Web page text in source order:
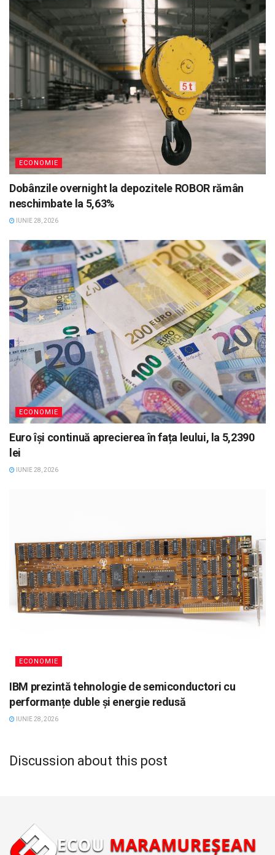
ECONOMIE
Dobânzile overnight la depozitele ROBOR rămân
neschimbate la 5,63%
IUNIE 28, 2026
ECONOMIE
Euro își continuă aprecierea în fața leului, la 5,2390
lei
IUNIE 28, 2026
ECONOMIE
IBM prezintă tehnologie de semiconductori cu
performanțe duble și energie redusă
IUNIE 28, 2026
Discussion about this post